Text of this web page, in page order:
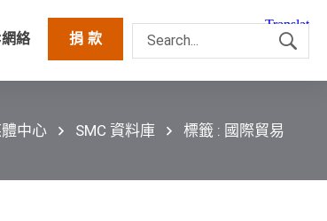
絡 捐 款
中心 SMC 資料庫 標籤 : 國際貿易